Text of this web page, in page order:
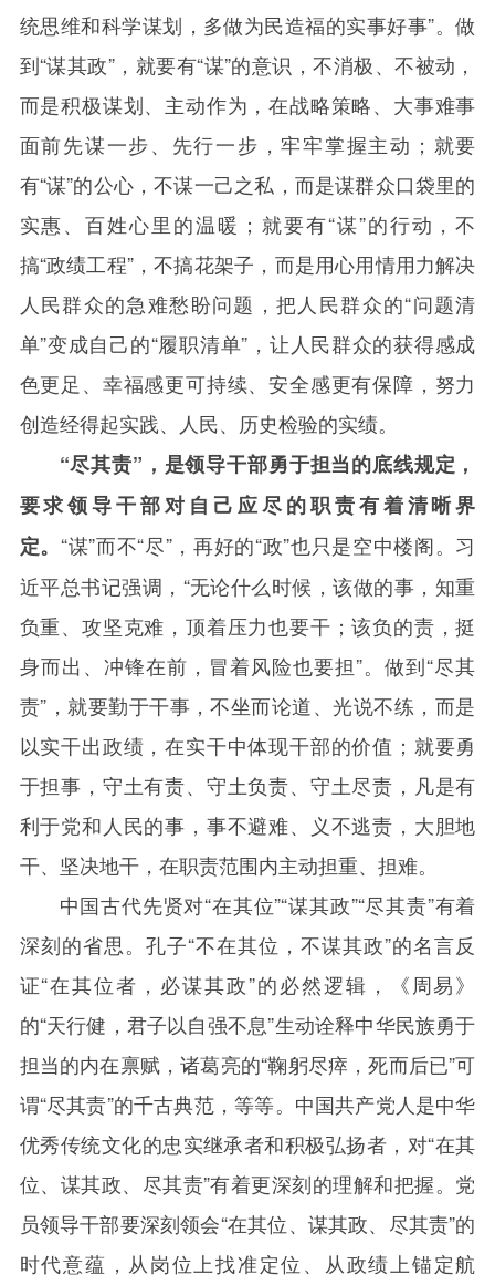
统思维和科学谋划，多做为民造福的实事好事”。做
到“谋其政”，就要有“谋”的意识，不消极、不被动，
而是积极谋划、主动作为，在战略策略、大事难事
面前先谋一步、先行一步，牢牢掌握主动；就要
有“谋”的公心，不谋一己之私，而是谋群众口袋里的
实惠、百姓心里的温暖；就要有“谋”的行动，不
搞“政绩工程”，不搞花架子，而是用心用情用力解决
人民群众的急难愁盼问题，把人民群众的“问题清
单”变成自己的“履职清单”，让人民群众的获得感成
色更足、幸福感更可持续、安全感更有保障，努力
创造经得起实践、人民、历史检验的实绩。
“尽其责”，是领导干部勇于担当的底线规定，
要求领导干部对自己应尽的职责有着清晰界
定。 “谋”而不“尽”，再好的“政”也只是空中楼阁。习
近平总书记强调，“无论什么时候，该做的事，知重
负重、攻坚克难，顶着压力也要干；该负的责，挺
身而出、冲锋在前，冒着风险也要担”。做到“尽其
责”，就要勤于干事，不坐而论道、光说不练，而是
以实干出政绩，在实干中体现干部的价值；就要勇
于担事，守土有责、守土负责、守土尽责，凡是有
利于党和人民的事，事不避难、义不逃责，大胆地
干、坚决地干，在职责范围内主动担重、担难。
中国古代先贤对“在其位”“谋其政”“尽其责”有着
深刻的省思。孔子“不在其位，不谋其政”的名言反
证“在其位者，必谋其政”的必然逻辑，《周易》
的“天行健，君子以自强不息”生动诠释中华民族勇于
担当的内在禀赋，诸葛亮的“鞠躬尽瘁，死而后已”可
谓“尽其责”的千古典范，等等。中国共产党人是中华
优秀传统文化的忠实继承者和积极弘扬者，对“在其
位、谋其政、尽其责”有着更深刻的理解和把握。党
员领导干部要深刻领会“在其位、谋其政、尽其责”的
时代意蕴，从岗位上找准定位、从政绩上锚定航